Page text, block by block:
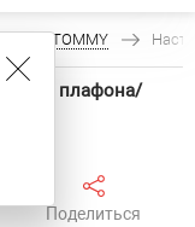
TOMMY
цвет плафона/
Поделиться